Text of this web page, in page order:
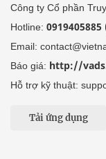
Công ty Cổ phần
Hotline:
Email:
Báo giá: http://
Hỗ trợ kỹ thuật:
Tải ứng dụng